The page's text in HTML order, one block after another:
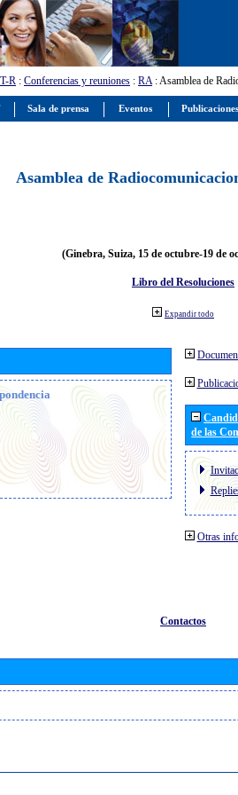
R : Conferencias y reuniones : RA: Asamblea de
Asamblea de
(Ginebra, Suiza, 15 de octubre-19 de
Libro del Resoluciones
Expandir todo
de las
Otras
Contactos
Sala de prensa Eventos Publicaciones